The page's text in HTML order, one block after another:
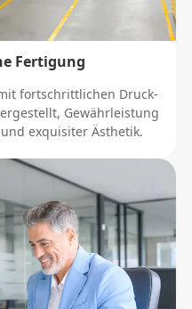
Fertigung
fortschrittlichen Druck-
Gewährleistung
exquisiter Ästhetik.